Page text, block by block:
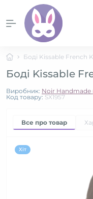
Боді Kissable French
Боді Kissable
Виробник: Noir
Код товару: SX1957
Все про товар
Хіт